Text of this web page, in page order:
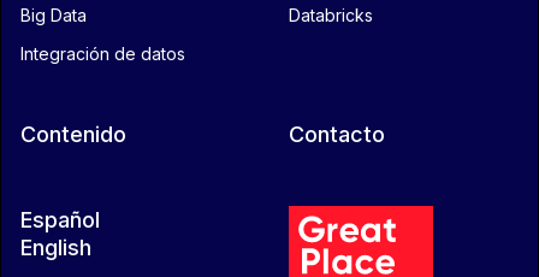
Big Data
Integración de datos
Databricks
Contenido Contacto
Español
English